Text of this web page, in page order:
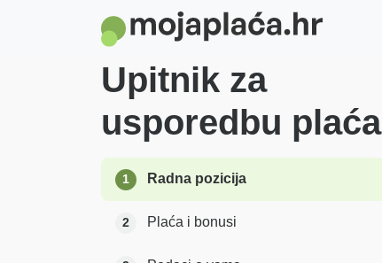
Upitnik za
usporedbu plaća
1 Radna pozicija
2 Plaća i bonusi